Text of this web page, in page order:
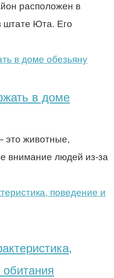
расположен в
штате Юта. Его
в доме
животные,
внимание людей из-за